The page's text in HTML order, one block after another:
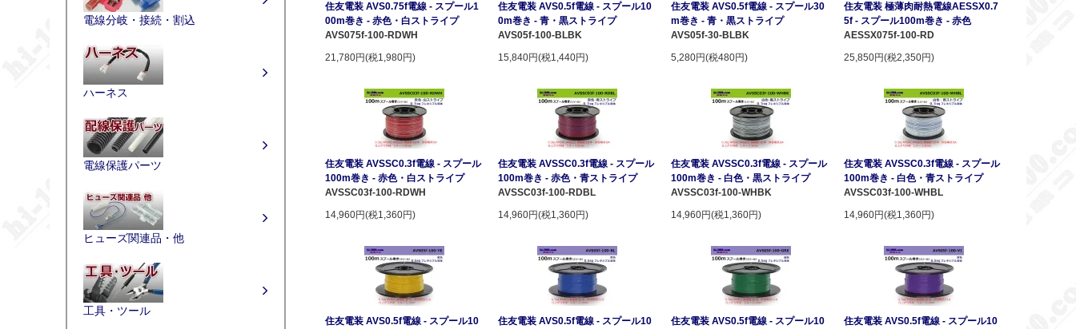
住友電装 AVS0.75f電線 - スプール1
00m巻き - 赤色・白ストライプ
AVS075f-100-RDWH
21,780円(税1,980円)
住友電装 AVS0.5f電線 - スプール10
0m巻き - 青・黒ストライプ
AVS05f-100-BLBK
15,840円(税1,440円)
住友電装 AVS0.5f電線 - スプール30
m巻き - 青・黒ストライプ
AVS05f-30-BLBK
5,280円(税480円)
住友電装 極薄肉耐熱電線AESSX0.7
5f - スプール100m巻き - 赤色
AESSX075f-100-RD
25,850円(税2,350円)
住友電装 AVSSC0.3f電線 - スプール
100m巻き - 赤色・白ストライプ
AVSSC03f-100-RDWH
14,960円(税1,360円)
住友電装 AVSSC0.3f電線 - スプール
100m巻き - 赤色・青ストライプ
AVSSC03f-100-RDBL
14,960円(税1,360円)
住友電装 AVSSC0.3f電線 - スプール
100m巻き - 白色・黒ストライプ
AVSSC03f-100-WHBK
14,960円(税1,360円)
住友電装 AVSSC0.3f電線 - スプール
100m巻き - 白色・青ストライプ
AVSSC03f-100-WHBL
14,960円(税1,360円)
住友電装 AVS0.5f電線 - スプール10
住友電装 AVS0.5f電線 - スプール10
住友電装 AVS0.5f電線 - スプール10
住友電装 AVS0.5f電線 - スプール10
電線分岐・接続・割込
ハーネス
電線保護パーツ
ヒューズ関連品・他
工具・ツール